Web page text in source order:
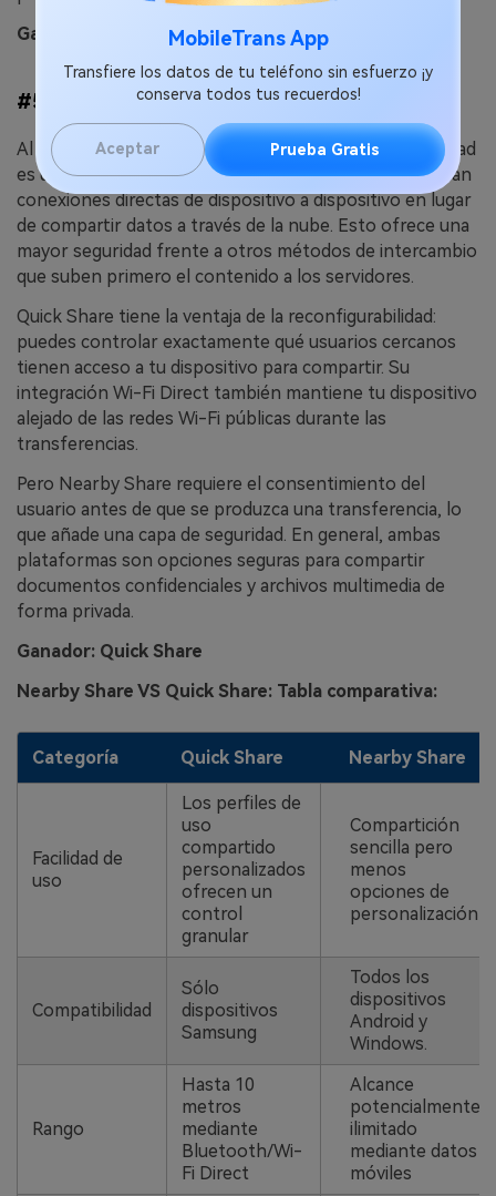
MobileTrans App
Transfiere los datos de tu teléfono sin esfuerzo ¡y
conserva todos tus recuerdos!
Aceptar Prueba Gratis
Ganador: Nearby Share
#5 Seguridad
Al comparar Quick Share con Nearby Share, la seguridad
es un factor crucial. Quick Share y Nearby Share utilizan
conexiones directas de dispositivo a dispositivo en lugar
de compartir datos a través de la nube. Esto ofrece una
mayor seguridad frente a otros métodos de intercambio
que suben primero el contenido a los servidores.
Quick Share tiene la ventaja de la reconfigurabilidad:
puedes controlar exactamente qué usuarios cercanos
tienen acceso a tu dispositivo para compartir. Su
integración Wi-Fi Direct también mantiene tu dispositivo
alejado de las redes Wi-Fi públicas durante las
transferencias.
Pero Nearby Share requiere el consentimiento del
usuario antes de que se produzca una transferencia, lo
que añade una capa de seguridad. En general, ambas
plataformas son opciones seguras para compartir
documentos confidenciales y archivos multimedia de
forma privada.
Ganador: Quick Share
Nearby Share VS Quick Share: Tabla comparativa:
Categoría Quick Share Nearby Share
Facilidad de
uso
Los perfiles de
uso
compartido
personalizados
ofrecen un
control
granular
Compartición
sencilla pero
menos
opciones de
personalización
Compatibilidad
Sólo
dispositivos
Samsung
Todos los
dispositivos
Android y
Windows.
Rango
Hasta 10
metros
mediante
Bluetooth/Wi-
Fi Direct
Alcance
potencialmente
ilimitado
mediante datos
móviles